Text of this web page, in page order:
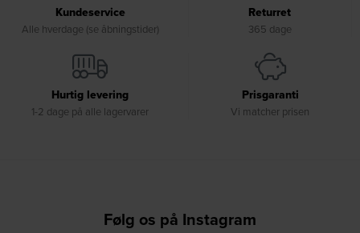
Kundeservice
Alle hverdage (se åbningstider)
Returret
365 dage
Hurtig levering
1-2 dage på alle lagervarer
Prisgaranti
Vi matcher prisen
Følg os på Instagram